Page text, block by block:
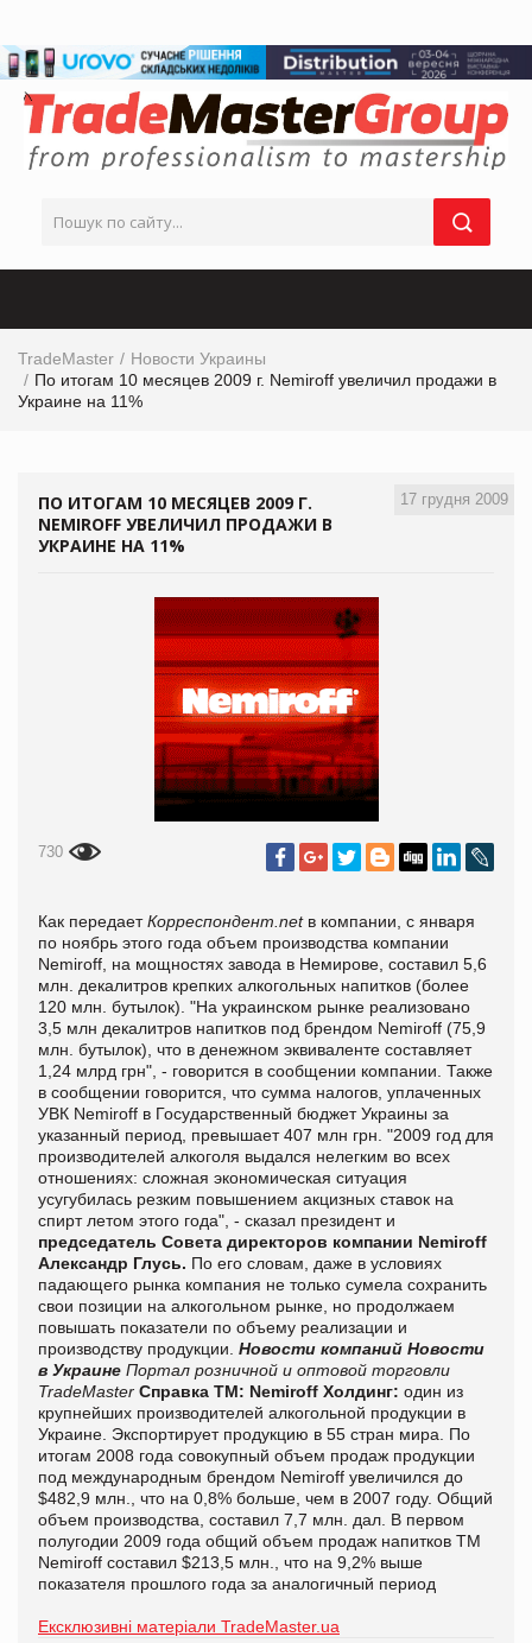
TradeMaster
Новости Украины
По итогам 10 месяцев 2009 г. Nemiroff увеличил продажи в
Украине на 11%
17 грудня 2009
ПО ИТОГАМ 10 МЕСЯЦЕВ 2009 Г.
NEMIROFF УВЕЛИЧИЛ ПРОДАЖИ В
УКРАИНЕ НА 11%
730
Как передаетКорреспондент.netв компании, с января
по ноябрь этого года объем производства компании
Nemiroff, на мощностях завода в Немирове, составил 5,6
млн. декалитров крепких алкогольных напитков (более
120 млн. бутылок). "На украинском рынке реализовано
3,5 млн декалитров напитков под брендом Nemiroff (75,9
млн. бутылок), что в денежном эквиваленте составляет
1,24 млрд грн", - говорится в сообщении компании. Также
в сообщении говорится, что сумма налогов, уплаченных
УВК Nemiroff в Государственный бюджет Украины за
указанный период, превышает 407 млн грн. "2009 год для
производителей алкоголя выдался нелегким во всех
отношениях: сложная экономическая ситуация
усугубилась резким повышением акцизных ставок на
спирт летом этого года", - сказал президент и
председатель Совета директоров компании Nemiroff
Александр Глусь. По его словам, даже в условиях
падающего рынка компания не только сумела сохранить
свои позиции на алкогольном рынке, но продолжаем
повышать показатели по объему реализации и
производству продукции. Новости компаний Новости
в Украине Портал розничной и оптовой торговли
TradeMaster Справка ТМ: Nemiroff Холдинг: один из
крупнейших производителей алкогольной продукции в
Украине. Экспортирует продукцию в 55 стран мира. По
итогам 2008 года совокупный объем продаж продукции
под международным брендом Nemiroff увеличился до
$482,9 млн., что на 0,8% больше, чем в 2007 году. Общий
объем производства, составил 7,7 млн. дал. В первом
полугодии 2009 года общий объем продаж напитков ТМ
Nemiroff составил $213,5 млн., что на 9,2% выше
показателя прошлого года за аналогичный период
Ексклюзивні матеріали TradeMaster.ua